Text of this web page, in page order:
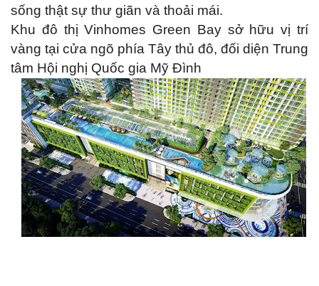
sống thật sự thư giãn và thoải mái.
Khu đô thị Vinhomes Green Bay sở hữu vị trí
vàng tại cửa ngõ phía Tây thủ đô, đối diện Trung
tâm Hội nghị Quốc gia Mỹ Đình